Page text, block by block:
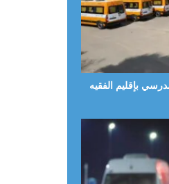
للنقل المدرسي بإقليم الفقيه